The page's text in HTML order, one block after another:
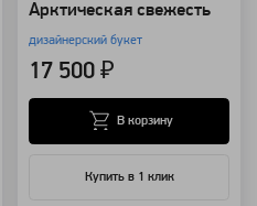
Арктическая свежесть
дизайнерский букет
17 500 ₽
Купить в 1 клик
В корзину